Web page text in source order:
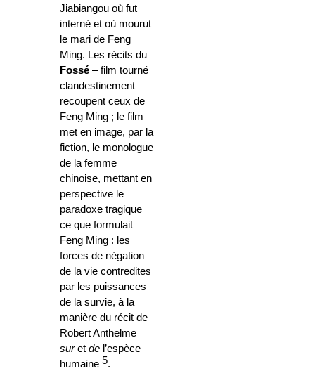
Jiabiangou où fut
interné et où mourut
le mari de Feng
Ming. Les récits du
Fossé – film tourné
clandestinement –
recoupent ceux de
Feng Ming ; le film
met en image, par la
fiction, le monologue
de la femme
chinoise, mettant en
perspective le
paradoxe tragique
ce que formulait
Feng Ming : les
forces de négation
de la vie contredites
par les puissances
de la survie, à la
manière du récit de
Robert Anthelme
suret de l’espèce
humaine 5.